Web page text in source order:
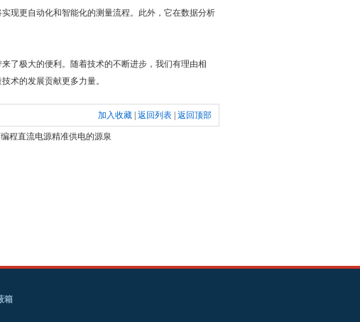
现更自动化和智能化的测量流程。此外，它在数据分析
了极大的便利。随着技术的不断进步，我们有理由相
术的发展贡献更多力量。
加入收藏 返回列表 返回顶部
程直流电源精准供电的源泉
箱